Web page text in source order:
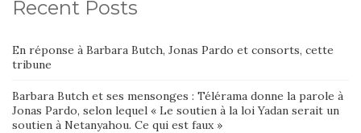
Recent Posts
En réponse à Barbara Butch, Jonas Pardo et consorts, cette
tribune
Barbara Butch et ses mensonges : Télérama donne la parole à
Jonas Pardo, selon lequel « Le soutien à la loi Yadan serait un
soutien à Netanyahou. Ce qui est faux »